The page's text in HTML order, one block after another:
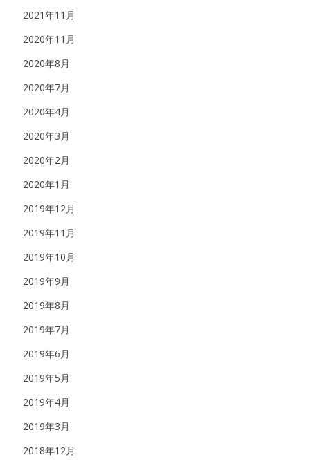
2021年11月
2020年11月
2020年8月
2020年7月
2020年4月
2020年3月
2020年2月
2020年1月
2019年12月
2019年11月
2019年10月
2019年9月
2019年8月
2019年7月
2019年6月
2019年5月
2019年4月
2019年3月
2018年12月